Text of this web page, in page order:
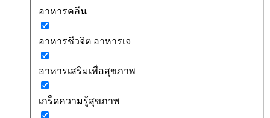
อาหารคลีน
อาหารชีวจิต อาหารเจ
อาหารเสริมเพื่อสุขภาพ
เกร็ดความรู้สุขภาพ